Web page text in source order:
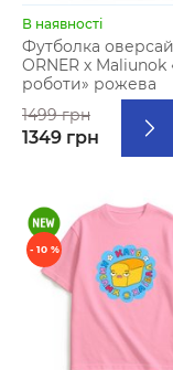
В наявності
Футболка
ORNER х
роботи» рожева
1499 грн
1349 грн
- 10 %